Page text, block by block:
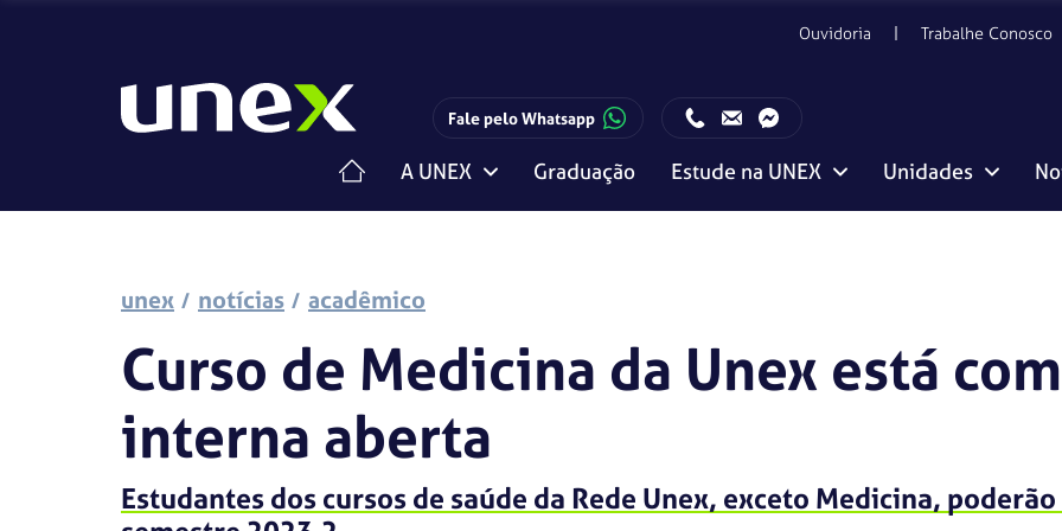
Ouvidoria Trabalhe Conosco
Fale pelo Whatsapp
A UNEX Graduação Estude na UNEX Unidades
unex notícias acadêmico
Curso de Medicina da Unex está
interna aberta
Estudantes dos cursos de saúde da Rede Unex, exceto Medicina,